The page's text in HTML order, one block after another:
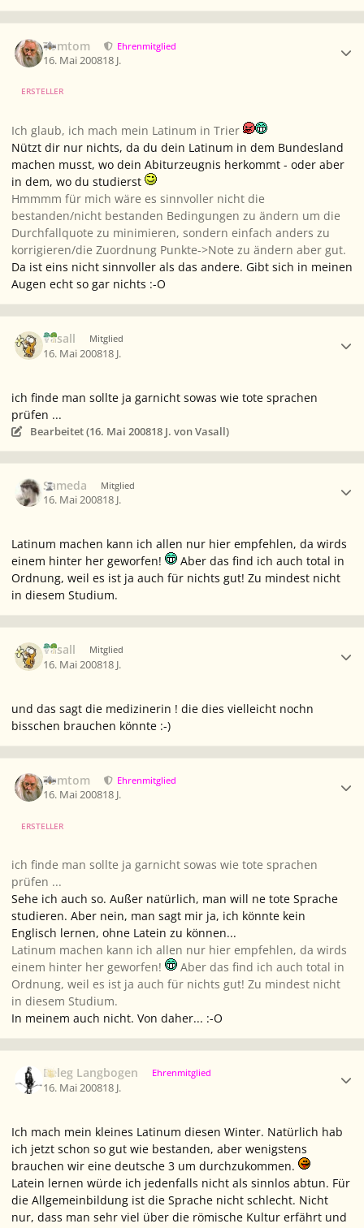
Tomtom Ehrenmitglied
16. Mai 200818 J.
ERSTELLER
Ich glaub, ich mach mein Latinum in Trier
Nützt dir nur nichts, da du dein Latinum in dem Bundesland
machen musst, wo dein Abiturzeugnis herkommt - oder aber
in dem, wo du studierst
Hmmmm für mich wäre es sinnvoller nicht die
bestanden/nicht bestanden Bedingungen zu ändern um die
Durchfallquote zu minimieren, sondern einfach anders zu
korrigieren/die Zuordnung Punkte->Note zu ändern aber gut.
Da ist eins nicht sinnvoller als das andere. Gibt sich in meinen
Augen echt so gar nichts :-O
Vasall Mitglied
16. Mai 200818 J.
ich finde man sollte ja garnicht sowas wie tote sprachen
prüfen ...
Bearbeitet (16. Mai 200818 J. von Vasall)
Sameda Mitglied
16. Mai 200818 J.
Latinum machen kann ich allen nur hier empfehlen, da wirds
einem hinter her geworfen!
Aber das find ich auch total in
Ordnung, weil es ist ja auch für nichts gut! Zu mindest nicht
in diesem Studium.
Vasall Mitglied
16. Mai 200818 J.
und das sagt die medizinerin ! die dies vielleicht nochn
bisschen brauchen könnte :-)
Tomtom Ehrenmitglied
16. Mai 200818 J.
ERSTELLER
ich finde man sollte ja garnicht sowas wie tote sprachen
prüfen ...
Sehe ich auch so. Außer natürlich, man will ne tote Sprache
studieren. Aber nein, man sagt mir ja, ich könnte kein
Englisch lernen, ohne Latein zu können...
Latinum machen kann ich allen nur hier empfehlen, da wirds
einem hinter her geworfen!
Aber das find ich auch total in
Ordnung, weil es ist ja auch für nichts gut! Zu mindest nicht
in diesem Studium.
In meinem auch nicht. Von daher... :-O
Beleg Langbogen Ehrenmitglied
16. Mai 200818 J.
Ich mach mein kleines Latinum diesen Winter. Natürlich hab
ich jetzt schon so gut wie bestanden, aber wenigstens
brauchen wir eine deutsche 3 um durchzukommen.
Latein lernen würde ich jedenfalls nicht als sinnlos abtun. Für
die Allgemeinbildung ist die Sprache nicht schlecht. Nicht
nur, dass man sehr viel über die römische Kultur erfährt und